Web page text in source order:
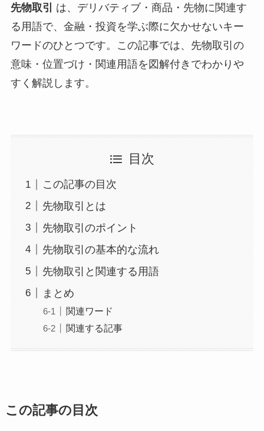
先物取引
は、デリバティブ・商品・先物に関連す
る用語で、金融・投資を学ぶ際に欠かせないキー
ワードのひとつです。この記事では、先物取引の
意味・位置づけ・関連用語を図解付きでわかりや
すく解説します。
目次
この記事の目次
先物取引とは
先物取引のポイント
先物取引の基本的な流れ
先物取引と関連する用語
まとめ
関連ワード
関連する記事
この記事の目次